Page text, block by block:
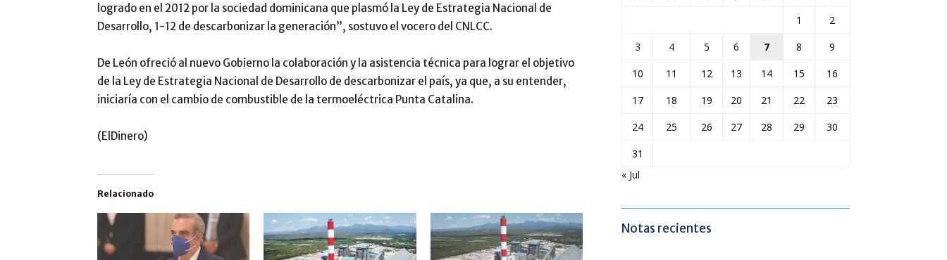
logrado en el 2012 por la sociedad dominicana que plasmó la Ley de Estrategia Nacional de
Desarrollo, 1-12 de descarbonizar la generación”, sostuvo el vocero del CNLCC.
De León ofreció al nuevo Gobierno la colaboración y la asistencia técnica para lograr el objetivo
de la Ley de Estrategia Nacional de Desarrollo de descarbonizar el país, ya que, a su entender,
iniciaría con el cambio de combustible de la termoeléctrica Punta Catalina.
(ElDinero)
Relacionado
1
2
3
4 5 6 7 8
9
10
11 12 13 14 15
16
17
18 19 20 21 22
23
24
25 26 27 28 29
30
31
« Jul
Notas recientes